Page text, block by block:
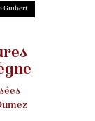
Guibert